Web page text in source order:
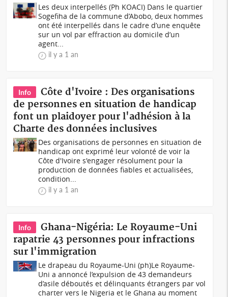
Les deux interpellés (Ph KOACI) Dans le quartier
Sogefiha de la commune d’Abobo, deux hommes
ont été interpellés dans le cadre d’une enquête
sur un vol par effraction au domicile d’un
agent...
il y a 1 an
Info
Côte d'Ivoire : Des organisations
de personnes en situation de handicap
font un plaidoyer pour l'adhésion à la
Charte des données inclusives
Des organisations de personnes en situation de
handicap ont exprimé leur volonté de voir la
Côte d'Ivoire s'engager résolument pour la
production de données fiables et actualisées,
condition...
il y a 1 an
Info
Ghana-Nigéria: Le Royaume-Uni
rapatrie 43 personnes pour infractions
sur l'immigration
Le drapeau du Royaume-Uni (ph)Le Royaume-
Uni a annoncé l’expulsion de 43 demandeurs
d’asile déboutés et délinquants étrangers par vol
charter vers le Nigeria et le Ghana au moment